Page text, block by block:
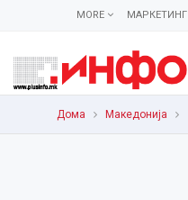
МАРКЕТИНГ
MORE
Дома Македонија